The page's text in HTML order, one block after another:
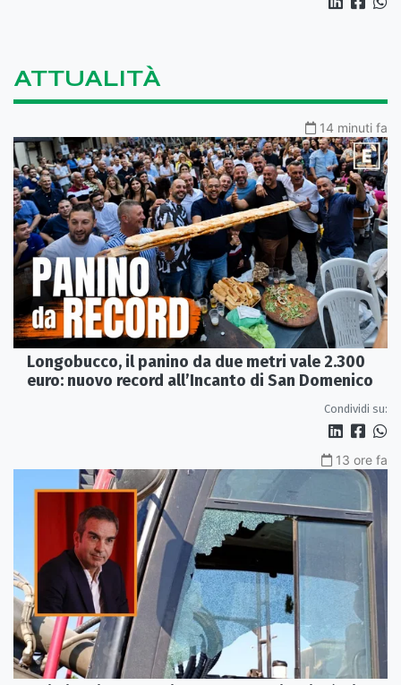
ATTUALITÀ
14 minuti fa
Longobucco, il panino da due metri vale 2.300
euro: nuovo record all’Incanto di San Domenico
Condividi su:
13 ore fa